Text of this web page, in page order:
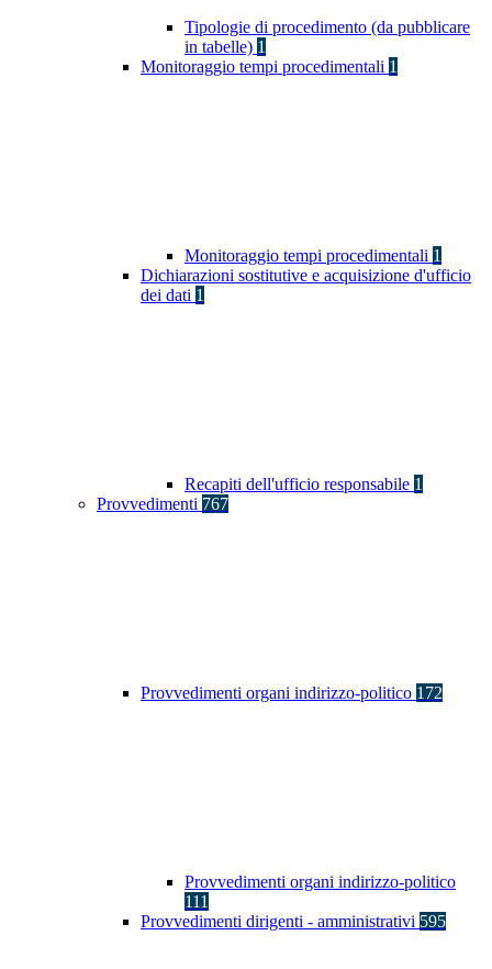
Tipologie di procedimento (da pubblicare
in tabelle) 1
Monitoraggio tempi procedimentali 1
Monitoraggio tempi procedimentali 1
Dichiarazioni sostitutive e acquisizione d'ufficio
dei dati 1
Recapiti dell'ufficio responsabile 1
Provvedimenti 767
Provvedimenti organi indirizzo-politico 172
Provvedimenti organi indirizzo-politico
111
Provvedimenti dirigenti - amministrativi 595